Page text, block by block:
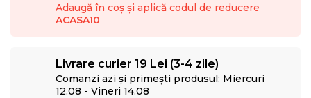
Adaugă în coș și aplică codul de reducere
ACASA10
Livrare curier 19 Lei (3-4 zile)
Comanzi azi și primești produsul: Miercuri
12.08 - Vineri 14.08